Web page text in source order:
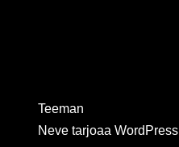
Teeman
Neve tarjoaa WordPress